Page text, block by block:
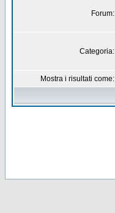
Forum:
Categoria:
Mostra i risultati come: